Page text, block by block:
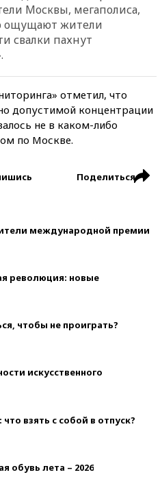
Москвы, мегаполиса,
ощущают жители
свалки пахнут
отметил, что
допустимой концентрации
не в каком-либо
по Москве.
Поделиться
международной премии
революция: новые
чтобы не проиграть?
искусственного
взять с собой в отпуск?
обувь лета – 2026